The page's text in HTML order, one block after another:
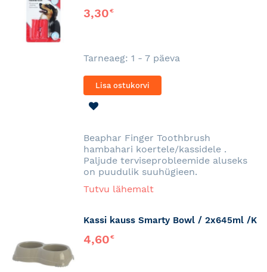
3,30€
Tarneaeg: 1 - 7 päeva
Lisa ostukorvi
Beaphar Finger Toothbrush
hambahari koertele/kassidele .
Paljude terviseprobleemide aluseks
on puudulik suuhügieen.
Tutvu lähemalt
Kassi kauss Smarty Bowl / 2x645ml /K
4,60€